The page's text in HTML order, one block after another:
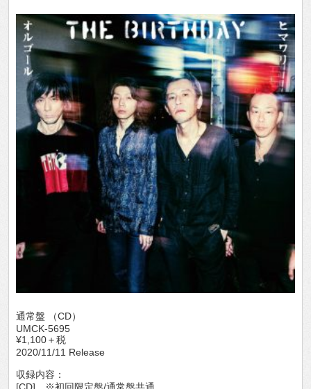
通常盤 （CD）
UMCK-5695
¥1,100＋税
2020/11/11 Release
収録内容：